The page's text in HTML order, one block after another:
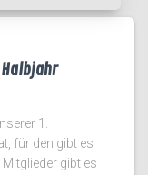
1.
für den gibt es
gibt es